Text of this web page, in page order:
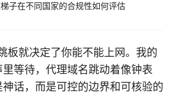
子在不同国家的合规性如何评估
板就决定了你能不能上网。我的
等待，代理域名跳动着像钟表
话，而是可控的边界和可核验的